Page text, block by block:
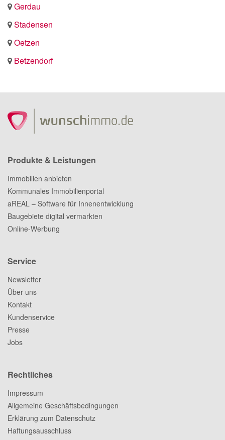
Gerdau
Stadensen
Oetzen
Betzendorf
Produkte & Leistungen
Immobilien anbieten
Kommunales Immobilienportal
aREAL – Software für Innenentwicklung
Baugebiete digital vermarkten
Online-Werbung
Service
Newsletter
Über uns
Kontakt
Kundenservice
Presse
Jobs
Rechtliches
Impressum
Allgemeine Geschäftsbedingungen
Erklärung zum Datenschutz
Haftungsausschluss